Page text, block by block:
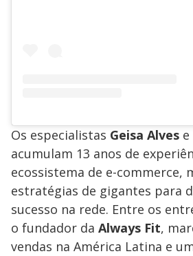
Os especialistas Geisa Alves e
acumulam 13 anos de
ecossistema de e-commerce,
estratégias de gigantes para
sucesso na rede. Entre os
o fundador da Always Fit,
vendas na América Latina e